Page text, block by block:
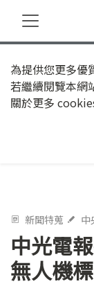
為提供您更多優
若繼續閱覽本網
關於更多
新聞特蒐 中
中光電
無人機